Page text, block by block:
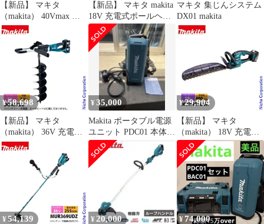
【新品】 マキタ
（makita） 40Vmax 充
電式チェンソー 25cm
80TXL-46E 本体のみ
MUC031GZR2 チェンソ
ー バッテリー式 充電式
【新品】 マキタ makita
18V 充電式ポールヘッ
ジトリマ 刈込み幅
500mm MUN500WDRG
バッテリー・充電器付
き ヘッジトリマー 充電
式 純正
マキタ 集じんシステム
DX01 makita
¥58,698
【新品】 マキタ
（makita） 36V 充電式
アースオーガ 200mm
本体のみ DG461DZ 工
具 穴掘り 穴掘り機 バ
ッテリ・充電器別売
¥35,000
Makita ポータブル電源
ユニット PDC01 本体+
18Vアダプタセット
¥29,904
【新品】 マキタ
（makita） 18V 充電式
ヘッジトリマ 400mm
バッテリー ・充電器付
き MUH407DWF バッテ
リー式 電動 ヘッジトリ
マー 純正
¥54,139 ¥ 20,000 ¥ 74,000